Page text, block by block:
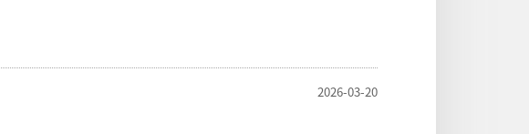
2026-03-20